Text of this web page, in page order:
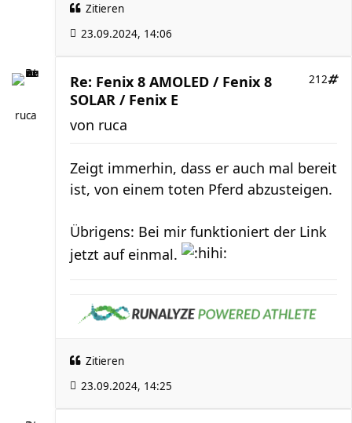
Zitieren
23.09.2024, 14:06
ruca
Re: Fenix 8 AMOLED / Fenix 8
SOLAR / Fenix E
212
von ruca
Zeigt immerhin, dass er auch mal bereit
ist, von einem toten Pferd abzusteigen.
Übrigens: Bei mir funktioniert der Link
jetzt auf einmal.
Zitieren
23.09.2024, 14:25